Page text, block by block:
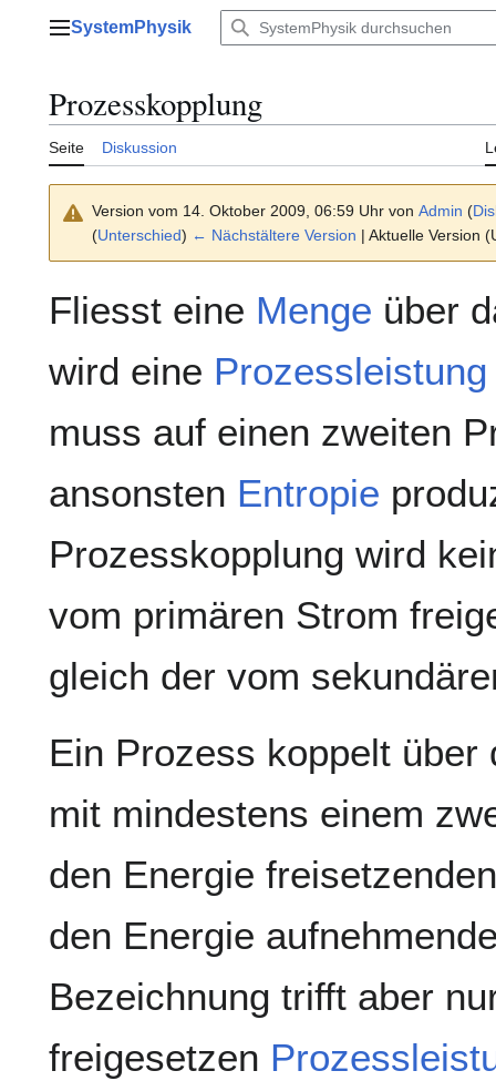
Hauptmenü
SystemPhysik
Prozesskopplung
Seite Diskussion
Version vom 14. Oktober 2009, 06:59 Uhr von Admin (
(Unterschied) ← Nächstältere Version | Aktuelle Version
Fliesst eine Menge über
wird eine Prozessleistung
muss auf einen zweiten
ansonsten Entropie
Prozesskopplung wird
vom primären Strom
gleich der vom
Ein Prozess koppelt
mit mindestens einem
den Energie
den Energie
Bezeichnung trifft aber
freigesetzen